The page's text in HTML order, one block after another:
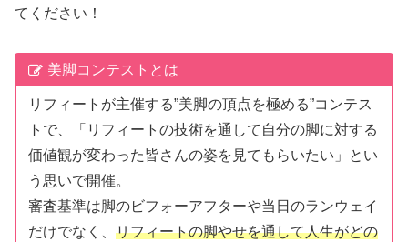
てください！
美脚コンテストとは
リフィートが主催する”美脚の頂点を極める”コンテス
トで、「リフィートの技術を通して自分の脚に対する
価値観が変わった皆さんの姿を見てもらいたい」とい
う思いで開催。
審査基準は脚のビフォーアフターや当日のランウェイ
だけでなく、 リフィートの脚やせを通して人生がどの